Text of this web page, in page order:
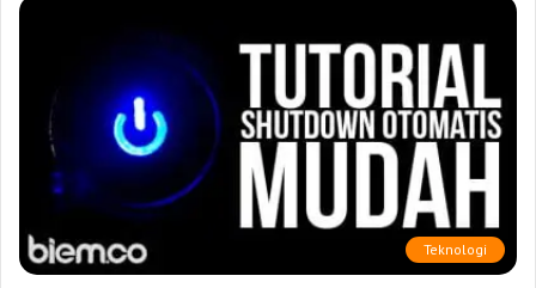
Teknologi